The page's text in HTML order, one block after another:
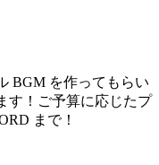
BGM を作ってもらい
す！ご予算に応じたプ
まで！